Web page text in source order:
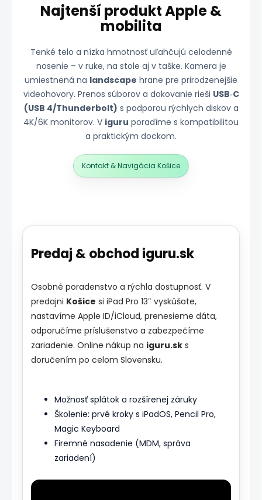
Najtenší produkt Apple &
mobilita
Tenké telo a nízka hmotnosť uľahčujú celodenné
nosenie – v ruke, na stole aj v taške. Kamera je
umiestnená na landscape hrane pre prirodzenejšie
videohovory. Prenos súborov a dokovanie rieši USB‑C
(USB 4/Thunderbolt) s podporou rýchlych diskov a
4K/6K monitorov. V iguru poradíme s kompatibilitou
a praktickým dockom.
Kontakt & Navigácia Košice
Predaj & obchod iguru.sk
Osobné poradenstvo a rýchla dostupnosť. V
predajni Košice si iPad Pro 13″ vyskúšate,
nastavíme Apple ID/iCloud, prenesieme dáta,
odporučíme príslušenstvo a zabezpečíme
zariadenie. Online nákup na iguru.sks
doručením po celom Slovensku.
Možnosť splátok a rozšírenej záruky
Školenie: prvé kroky s iPadOS, Pencil Pro,
Magic Keyboard
Firemné nasadenie (MDM, správa
zariadení)